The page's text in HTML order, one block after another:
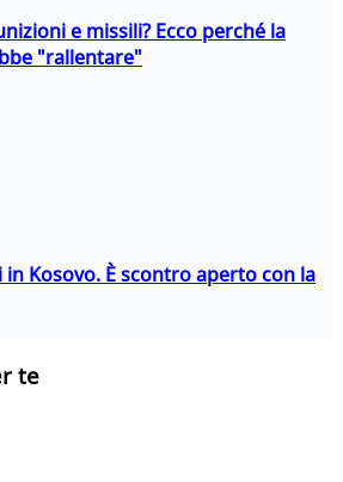
e missili? Ecco perché la
"rallentare"
Kosovo. È scontro aperto con la
te